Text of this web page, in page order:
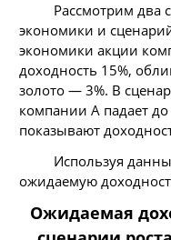
Рассмотрим два
экономики и
экономики акции
доходность 15%,
золото — 3%. В
компании А падает
показывают
Используя
ожидаемую
Ожидаемая